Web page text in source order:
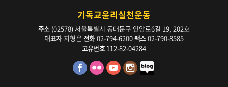
기독교윤리실천운동
주소 (02578) 서울특별시 동대문구 안암로6길 19, 202호
대표자지형은 전화02-794-6200팩스 02-790-8585
고유번호 112-82-04284